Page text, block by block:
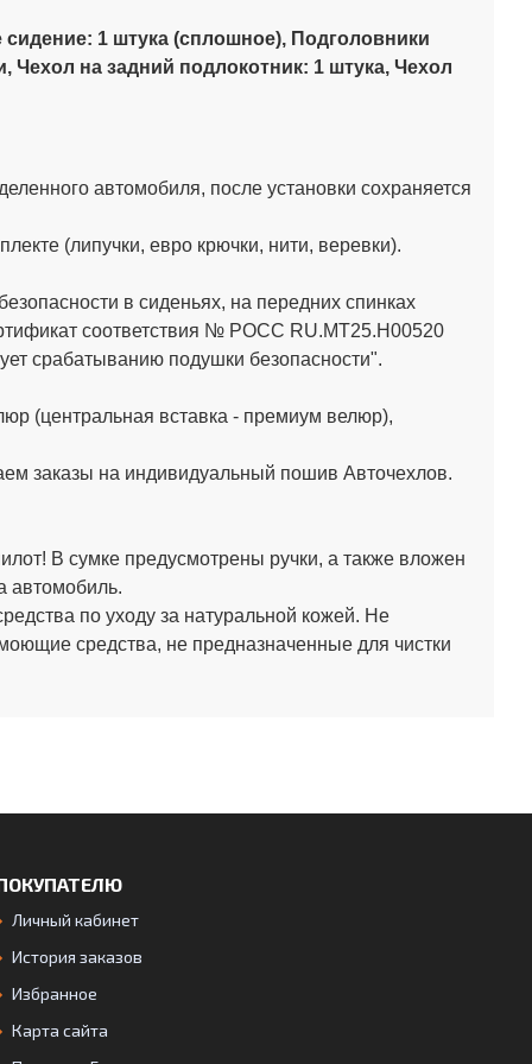
1 штука (сплошное), Подголовники
на задний подлокотник: 1 штука, Чехол
автомобиля, после установки сохраняется
(липучки, евро крючки, нити, веревки).
в сиденьях, на передних спинках
соответствия № РОСС RU.МТ25.Н00520
срабатыванию подушки безопасности".
(центральная вставка - премиум велюр),
заказы на индивидуальный пошив Авточехлов.
В сумке предусмотрены ручки, а также вложен
автомобиль.
по уходу за натуральной кожей. Не
средства, не предназначенные для чистки
Личный кабинет
История заказов
Избранное
Карта сайта